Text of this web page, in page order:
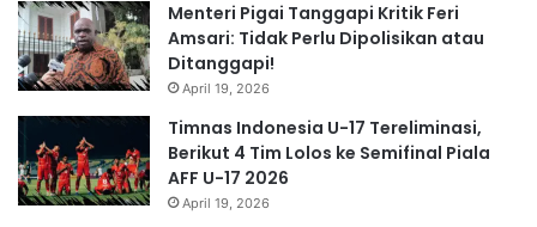
Menteri Pigai Tanggapi Kritik Feri
Amsari: Tidak Perlu Dipolisikan atau
Ditanggapi!
April 19, 2026
Timnas Indonesia U-17 Tereliminasi,
Berikut 4 Tim Lolos ke Semifinal Piala
AFF U-17 2026
April 19, 2026